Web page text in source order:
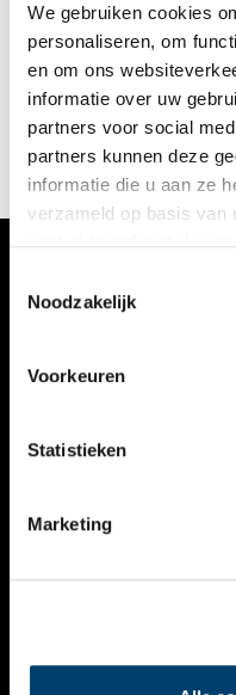
We gebruiken cookies
personaliseren, om
en om ons
informatie over uw
partners voor social
partners kunnen deze
informatie die u aan ze
verzameld op basis van
Noodzakelijk
Voorkeuren
Statistieken
Marketing
In 1999 kozen de lezers
overleden Godfried
van de eeuw. Weinig
de Haarlemmers
pijp en een warrige
VERHALEN
KALENDER
THEMA’S
VIDEO’S
CONTACT